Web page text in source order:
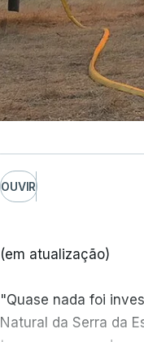
OUVIR
(em atualização)
"Quase nada foi
Natural da Serra da